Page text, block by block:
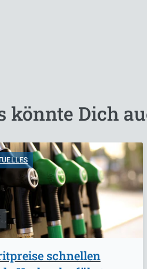
könnte Dich
schnellen